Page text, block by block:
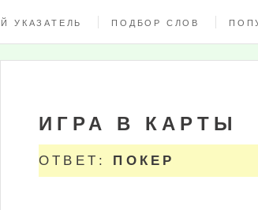
УКАЗАТЕЛЬ ПОДБОР СЛОВ
ИГРА В КАРТЫ
ОТВЕТ: ПОКЕР